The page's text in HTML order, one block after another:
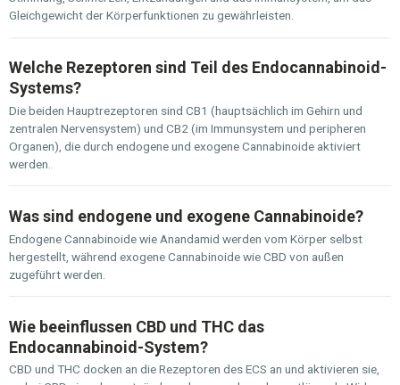
Gleichgewicht der Körperfunktionen zu gewährleisten.
Welche Rezeptoren sind Teil des Endocannabinoid-
Systems?
Die beiden Hauptrezeptoren sind CB1 (hauptsächlich im Gehirn und
zentralen Nervensystem) und CB2 (im Immunsystem und peripheren
Organen), die durch endogene und exogene Cannabinoide aktiviert
werden.
Was sind endogene und exogene Cannabinoide?
Endogene Cannabinoide wie Anandamid werden vom Körper selbst
hergestellt, während exogene Cannabinoide wie CBD von außen
zugeführt werden.
Wie beeinflussen CBD und THC das
Endocannabinoid-System?
CBD und THC docken an die Rezeptoren des ECS an und aktivieren sie,